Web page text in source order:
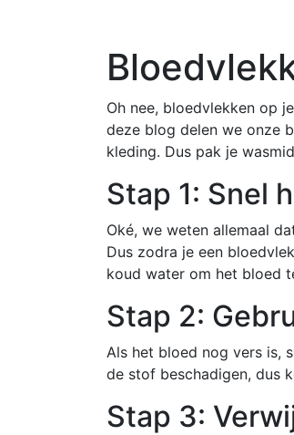
Oh nee, bloedvlekken op
deze blog delen we onze
kleding. Dus pak je
Stap 1: Snel
Oké, we weten allemaal
Dus zodra je een
koud water om het bloed
Stap 2:
Als het bloed nog vers is,
de stof beschadigen, dus
Stap 3: